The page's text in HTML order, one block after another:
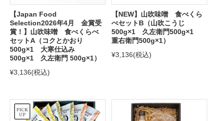
【Japan Food
Selection2026年4月 金賞受
賞！】山吹味噌 食べくらべ
セットA（コクとかおり
500g×1 大寒仕込み
500g×1 久左衛門 500g×1）
¥3,136(税込)
【NEW】山吹味噌 食べくら
べセットB（山吹こうじ
500g×1 久左衛門500g×1
重右衛門500g×1）
¥3,136(税込)